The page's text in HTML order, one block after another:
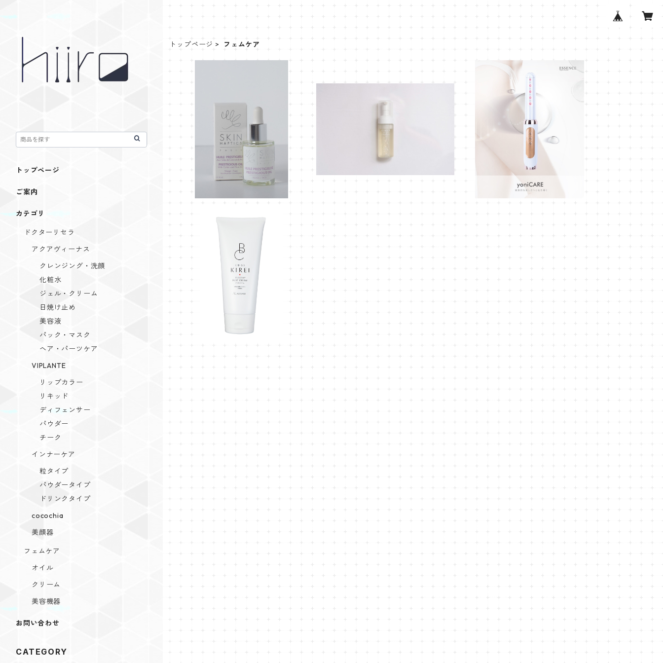
トップページ フェムケア
スキンハプティクスデリケートオイ
ルセラム(保湿ケア美容オイル)30ml
¥8,910
エメールソア(デリケートゾーン専用
ソープ)130ml
yoni CARE (ヨニケア)
¥96,580
季令バストクリーム (高純度エラスチ
ン配合バストクリーム120g
¥10,560
トップページ
ご案内
カテゴリ
ドクターリセラ
アクアヴィーナス
クレンジング・洗顔
化粧水
ジェル・クリーム
日焼け止め
美容液
パック・マスク
ヘア・パーツケア
VIPLANTE
リップカラー
リキッド
ディフェンサー
パウダー
チーク
インナーケア
粒タイプ
パウダータイプ
ドリンクタイプ
cocochia
美顔器
フェムケア
オイル
クリーム
美容機器
お問い合わせ
CATEGORY